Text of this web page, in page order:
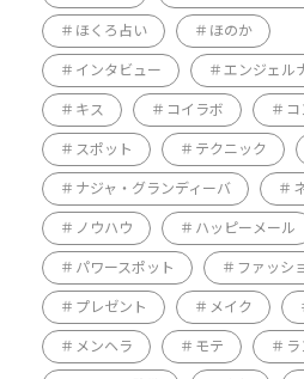
ほくろ占い ほのか
インタビュー エンジェル
キス コイラボ
スポット テクニック
ナジャ・グランディーバ
ノウハウ ハッピーメール
パワースポット ファッシ
プレゼント メイク
メンヘラ モテ ラ